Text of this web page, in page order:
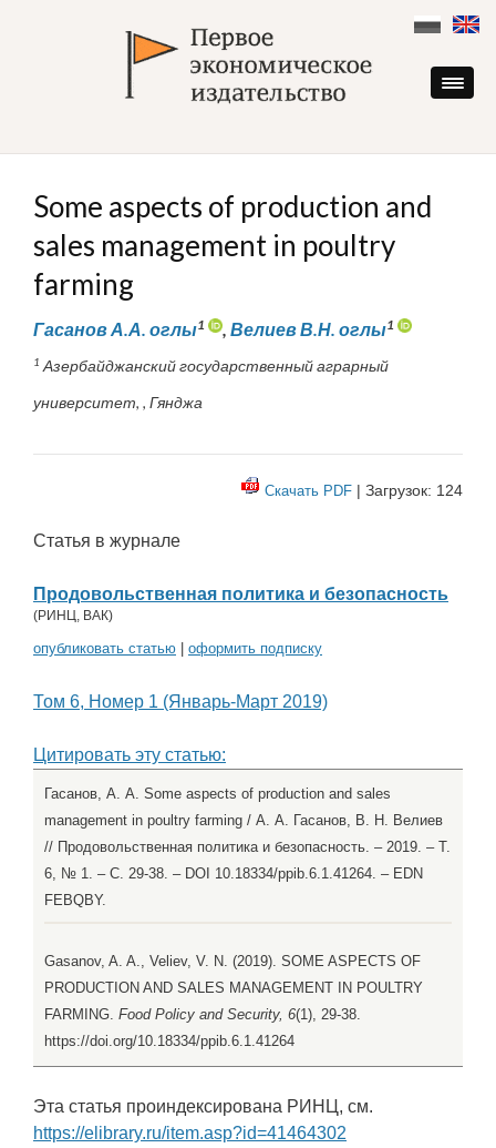
content
Some aspects of production and
sales management in poultry
farming
Гасанов А.А. оглы1 , Велиев В.Н. оглы1
1 Азербайджанский государственный аграрный
университет, , Гянджа
Скачать PDF | Загрузок: 124
Статья в журнале
Продовольственная политика и безопасность
(РИНЦ, ВАК)
опубликовать статью оформить подписку
Том 6, Номер 1 (Январь-Март 2019)
Цитировать эту статью:
Гасанов, А. А. Some aspects of production and sales
management in poultry farming / А. А. Гасанов, В. Н. Велиев
// Продовольственная политика и безопасность. – 2019. – Т.
6, № 1. – С. 29-38. – DOI 10.18334/ppib.6.1.41264. – EDN
FEBQBY.
Gasanov, A. A., Veliev, V. N. (2019). SOME ASPECTS OF
PRODUCTION AND SALES MANAGEMENT IN POULTRY
FARMING. Food Policy and Security, 6(1), 29-38.
https://doi.org/10.18334/ppib.6.1.41264
Эта статья проиндексирована РИНЦ, см.
https://elibrary.ru/item.asp?id=41464302